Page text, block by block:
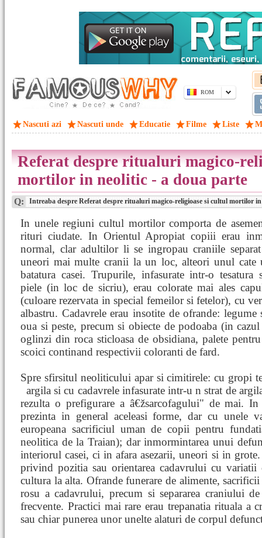
ROM
Nascuti azi Nascuti unde Educatie Filme Liste
Referat despre ritualuri magico-
mortilor in neolitic - a doua parte
Q: Intreaba despre Referat despre ritualuri magico-religioase si cultul mortilor
In unele regiuni cultul mortilor comporta de
rituri ciudate. In Orientul Apropiat copiii erau
normal, clar adultilor li se ingropau craniile
uneori mai multe cranii la un loc, alteori unul cate
batatura casei. Trupurile, infasurate intr-o tesatura
piele (in loc de sicriu), erau colorate mai ales
(culoare rezervata in special femeilor si fetelor), cu
albastru. Cadavrele erau insotite de ofrande: legume
oua si peste, precum si obiecte de podoaba (in
oglinzi din roca sticloasa de obsidiana, palete
scoici continand respectivii coloranti de fard.
Spre sfirsitul neoliticului apar si cimitirele: cu gropi
argila si cu cadavrele infasurate intr-un strat de
rezulta o prefigurare a â€žsarcofagului" de mai.
prezinta in general aceleasi forme, dar cu unele
europeana sacrificiul uman de copii pentru
neolitica de la Traian); dar inmormintarea unui
interiorul casei, ci in afara asezarii, uneori si in
privind pozitia sau orientarea cadavrului cu
cultura la alta. Ofrande funerare de alimente,
rosu a cadavrului, precum si separarea craniului
frecvente. Practici mai rare erau trepanatia rituala a
sau chiar punerea unor unelte alaturi de corpul